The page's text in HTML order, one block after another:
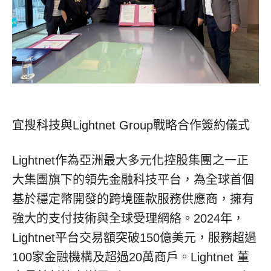
宜搜科技與Lightnet Group戰略合作簽約儀式
Lightnet作為亞洲最大多元化控股集團之一正
大集團旗下的領先金融科技平台，為全球首個
基於穩定幣開發的跨境匯款服務供應商，擁有
強大的支付技術與全球受理網絡。2024年，
Lightnet平台交易額突破150億美元，服務超過
100家金融機構及超過20萬商戶。Lightnet 董